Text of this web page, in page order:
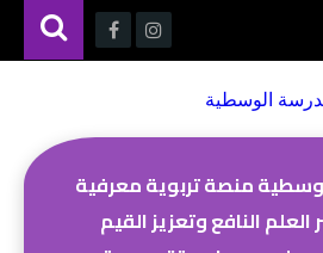
منصة تربوية معرفية
النافع وتعزيز القيم